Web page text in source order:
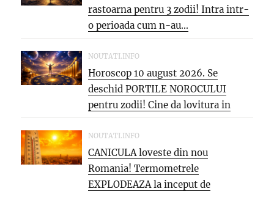
rastoarna pentru 3 zodii! Intra intr-
o perioada cum n-au...
NOUTATI.INFO
Horoscop 10 august 2026. Se
deschid PORTILE NOROCULUI
pentru zodii! Cine da lovitura in
cariera...
NOUTATI.INFO
CANICULA loveste din nou
Romania! Termometrele
EXPLODEAZA la inceput de